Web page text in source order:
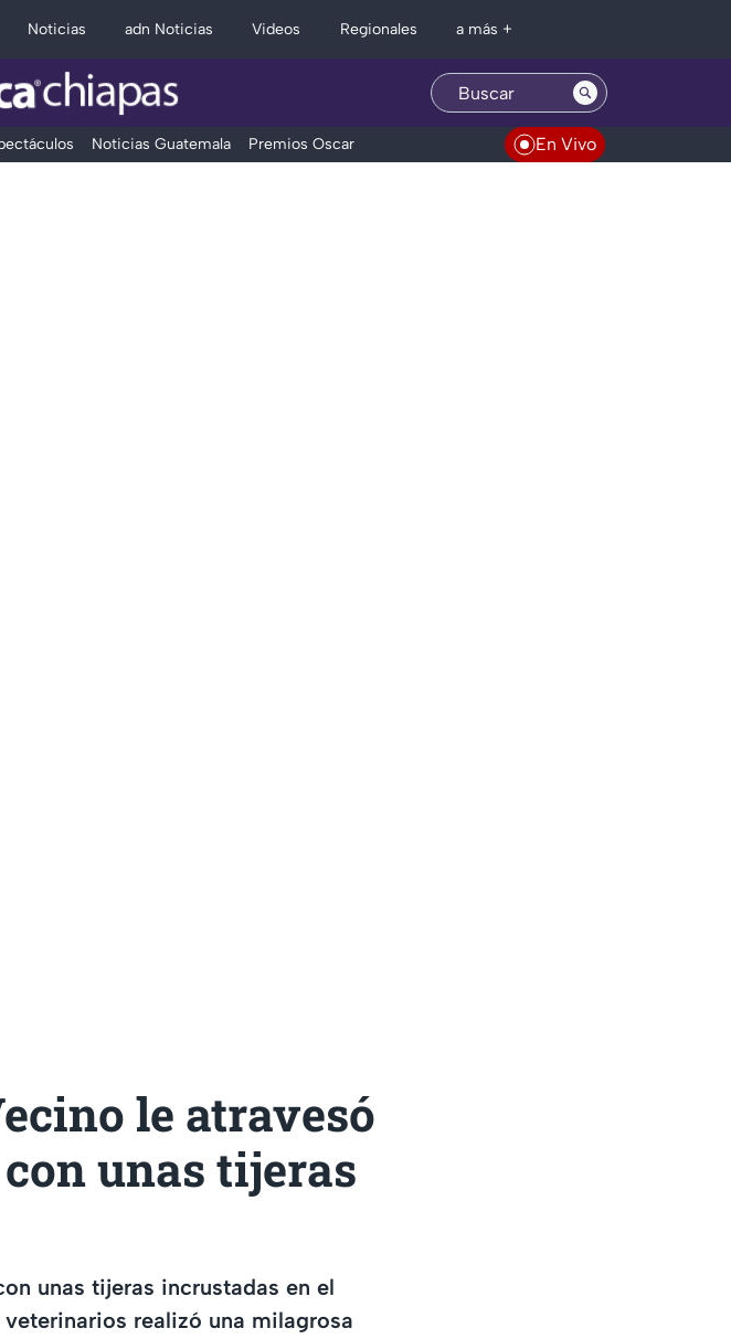
Noticias adn Noticias Videos Regionales a más +
Noticias Guatemala Premios Oscar En Vivo
le atravesó
unas tijeras
unas tijeras incrustadas en el
realizó una milagrosa